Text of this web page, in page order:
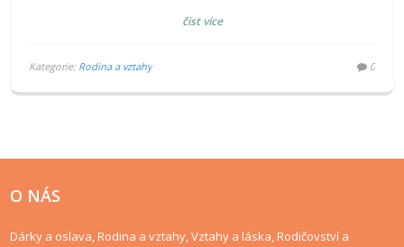
číst více
Kategorie: Rodina a vztahy 0
O NÁS
Dárky a oslava, Rodina a vztahy, Vztahy a láska, Rodičovství a